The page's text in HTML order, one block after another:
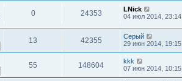
0 24353
LNick
04 июл 2014, 23:14
13 42355
Серый
29 июн 2014, 19:15
55 148604
kkk
07 июн 2014, 10:15